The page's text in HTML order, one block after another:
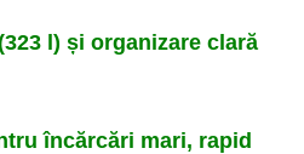
l) și organizare clară
încărcări mari, rapid